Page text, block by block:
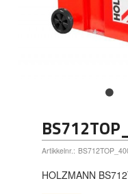
Artikkelnr.:
HOLZMANN